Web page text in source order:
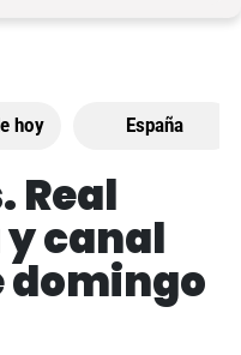
hoy España
Real
canal
domingo